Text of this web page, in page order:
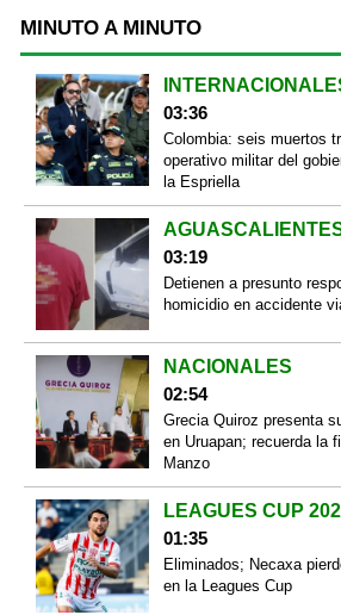
MINUTO A MINUTO
03:36
Colombia: seis muertos
operativo militar del
la Espriella
03:19
Detienen a presunto
homicidio en accidente
NACIONALES
02:54
Grecia Quiroz presenta
en Uruapan; recuerda la
Manzo
LEAGUES CUP
01:35
Eliminados; Necaxa
en la Leagues Cup